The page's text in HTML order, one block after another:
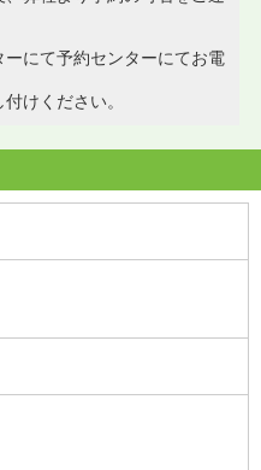
にて予約センターにてお電
けください。